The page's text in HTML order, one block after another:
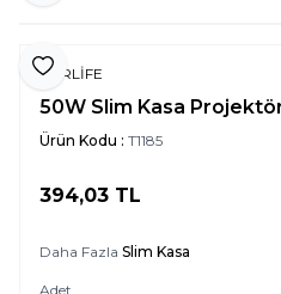
Favoriye Ekle
FORLİFE
50W Slim Kasa
Ürün Kodu : T1185
394,03 TL
Daha Fazla Slim Kasa
Adet